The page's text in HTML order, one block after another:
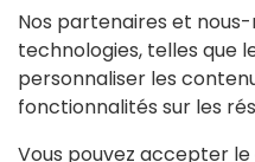
Nos partenaires et
technologies, telles que
personnaliser les
fonctionnalités sur les
Vous pouvez accepter
Contact
La Piderie